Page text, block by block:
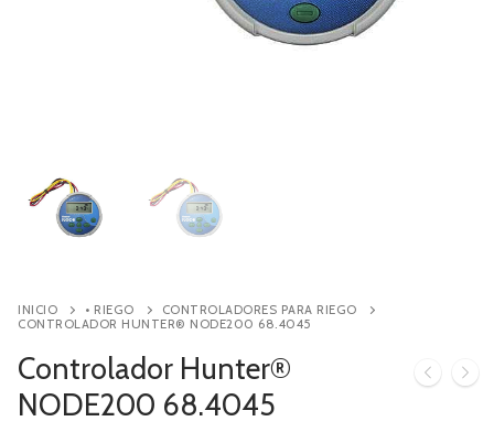
Contacto
INICIO • RIEGO
CONTROLADORES PARA RIEGO
CONTROLADOR HUNTER® NODE200 68.4045
Controlador Hunter®
NODE200 68.4045